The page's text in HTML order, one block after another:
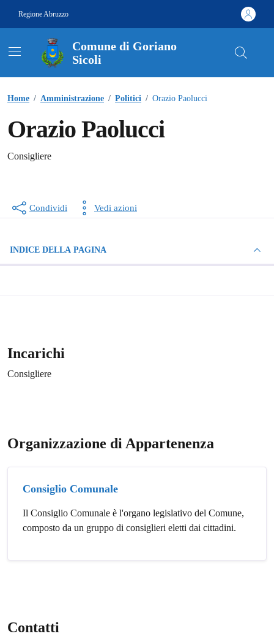
Regione Abruzzo
Comune di Goriano
Sicoli
Home / Amministrazione / Politici / Orazio Paolucci
Orazio Paolucci
Consigliere
Condividi Vedi azioni
INDICE DELLA PAGINA
Incarichi
Consigliere
Organizzazione di Appartenenza
Consiglio Comunale
Il Consiglio Comunale è l'organo legislativo del Comune,
composto da un gruppo di consiglieri eletti dai cittadini.
Contatti